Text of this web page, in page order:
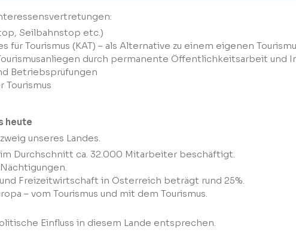
Seilbahnstop etc.)
für Tourismus (KAT) – als Alternative zu einem eigenen
durch permanente Öffentlichkeitsarbeit und
Betriebsprüfungen
Tourismus
heute
unseres Landes.
Durchschnitt ca. 32.000 Mitarbeiter beschäftigt.
Freizeitwirtschaft in Österreich beträgt rund 25%.
– vom Tourismus und mit dem Tourismus.
Einfluss in diesem Lande entsprechen.